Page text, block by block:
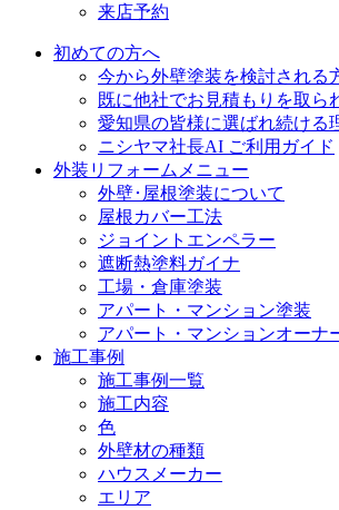
来店予約
初めての方へ
今から外壁塗装を検討される
既に他社でお見積もりを取ら
愛知県の皆様に選ばれ続ける
ニシヤマ社長AI ご利用ガイド
外装リフォームメニュー
外壁･屋根塗装について
屋根カバー工法
ジョイントエンペラー
遮断熱塗料ガイナ
工場・倉庫塗装
アパート・マンション塗装
アパート・マンションオーナ
施工事例
施工事例一覧
施工内容
色
外壁材の種類
ハウスメーカー
エリア